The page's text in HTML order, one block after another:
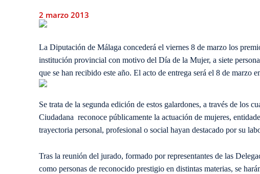
2 marzo 2013
La Diputación de Málaga concederá el viernes 8 de marzo los
institución provincial con motivo del Día de la Mujer, a siete
que se han recibido este año. El acto de entrega será el 8 de marzo
Se trata de la segunda edición de estos galardones, a través de los
Ciudadana reconoce públicamente la actuación de mujeres,
trayectoria personal, profesional o social hayan destacado por su
Tras la reunión del jurado, formado por representantes de las
como personas de reconocido prestigio en distintas materias, se